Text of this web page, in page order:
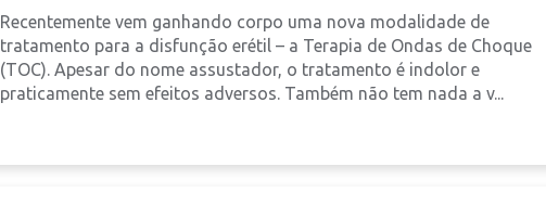
Recentemente vem ganhando corpo uma nova modalidade de
tratamento para a disfunção erétil – a Terapia de Ondas de Choque
(TOC). Apesar do nome assustador, o tratamento é indolor e
praticamente sem efeitos adversos. Também não tem nada a v...